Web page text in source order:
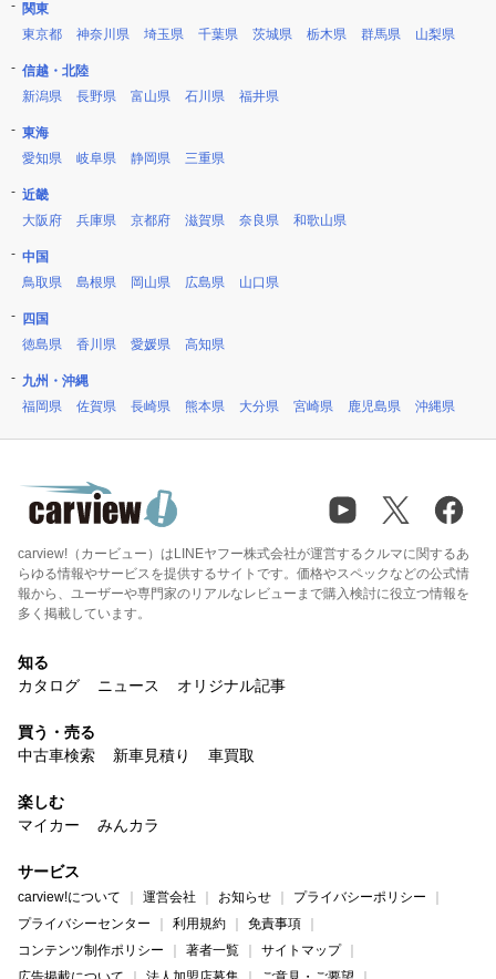
関東
東京都
神奈川県 埼玉県 千葉県 茨城県 栃木県 群馬県 山梨県
信越・北陸
新潟県
長野県 富山県 石川県 福井県
東海
愛知県
岐阜県 静岡県 三重県
近畿
大阪府
兵庫県 京都府 滋賀県 奈良県 和歌山県
中国
鳥取県
島根県 岡山県 広島県 山口県
四国
徳島県
香川県 愛媛県 高知県
九州・沖縄
福岡県
佐賀県 長崎県 熊本県 大分県 宮崎県 鹿児島県 沖縄県
carview!（カービュー）はLINEヤフー株式会社が運営するクルマに関するあ
らゆる情報やサービスを提供するサイトです。価格やスペックなどの公式情
報から、ユーザーや専門家のリアルなレビューまで購入検討に役立つ情報を
多く掲載しています。
知る
カタログ
ニュース オリジナル記事
買う・売る
中古車検索
新車見積り 車買取
楽しむ
マイカー
みんカラ
サービス
carview!について 運営会社 お知らせ
プライバシーポリシー
プライバシーセンター
利用規約
免責事項
コンテンツ制作ポリシー
著者一覧
サイトマップ